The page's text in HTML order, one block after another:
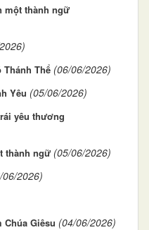
một thành ngữ
Thánh Thể (06/06/2026)
Yêu (05/06/2026)
yêu thương
thành ngữ (05/06/2026)
06/2026)
Chúa Giêsu (04/06/2026)